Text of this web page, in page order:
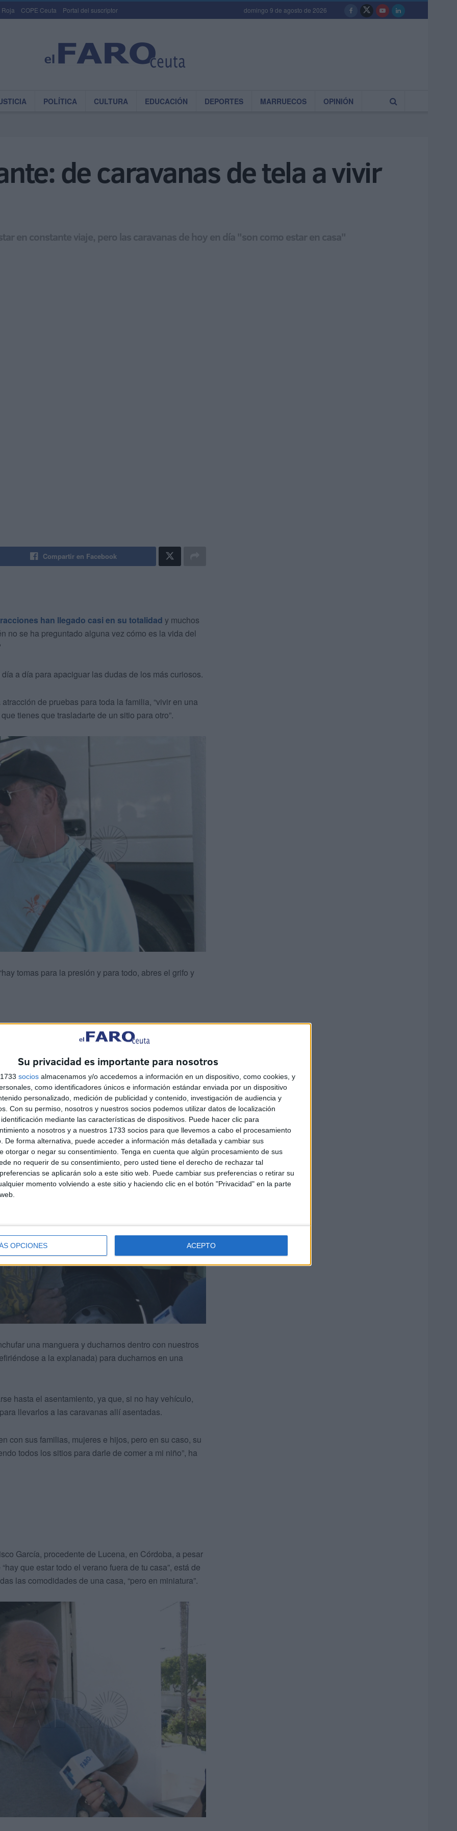
Su privacidad es importante para nosotros
socios almacenamos y/o accedemos a información en un dispositivo, como cookies, y
como identificadores únicos e información estándar enviada por un dispositivo
personalizado, medición de publicidad y contenido, investigación de audiencia y
Con su permiso, nosotros y nuestros socios podemos utilizar datos de localización
mediante las características de dispositivos. Puede hacer clic para
a nosotros y a nuestros 1733 socios para que llevemos a cabo el procesamiento
De forma alternativa, puede acceder a información más detallada y cambiar sus
otorgar o negar su consentimiento. Tenga en cuenta que algún procesamiento de sus
no requerir de su consentimiento, pero usted tiene el derecho de rechazar tal
se aplicarán solo a este sitio web. Puede cambiar sus preferencias o retirar su
momento volviendo a este sitio y haciendo clic en el botón "Privacidad" en la parte
OPCIONES ACEPTO
Roja COPE Ceuta Portal del suscriptor domingo 9 de agosto de 2026
POLÍTICA CULTURA EDUCACIÓN DEPORTES MARRUECOS OPINIÓN
de caravanas de tela a vivir
en constante viaje, pero las caravanas de hoy en día "son como estar en casa"
Compartir en Facebook
han llegado casi en su totalidad y muchos
no se ha preguntado alguna vez cómo es la vida del
a día para apaciguar las dudas de los más curiosos.
de pruebas para toda la familia, “vivir en una
tienes que trasladarte de un sitio para otro”.
tomas para la presión y para todo, abres el grifo y
ha asegurado que la vida del feriante es dura y
una manguera y ducharnos dentro con nuestros
a la explanada) para ducharnos en una
hasta el asentamiento, ya que, si no hay vehículo,
llevarlos a las caravanas allí asentadas.
con sus familias, mujeres e hijos, pero en su caso, su
todos los sitios para darle de comer a mi niño”, ha
García, procedente de Lucena, en Córdoba, a pesar
que estar todo el verano fuera de tu casa”, está de
las comodidades de una casa, “pero en miniatura”.